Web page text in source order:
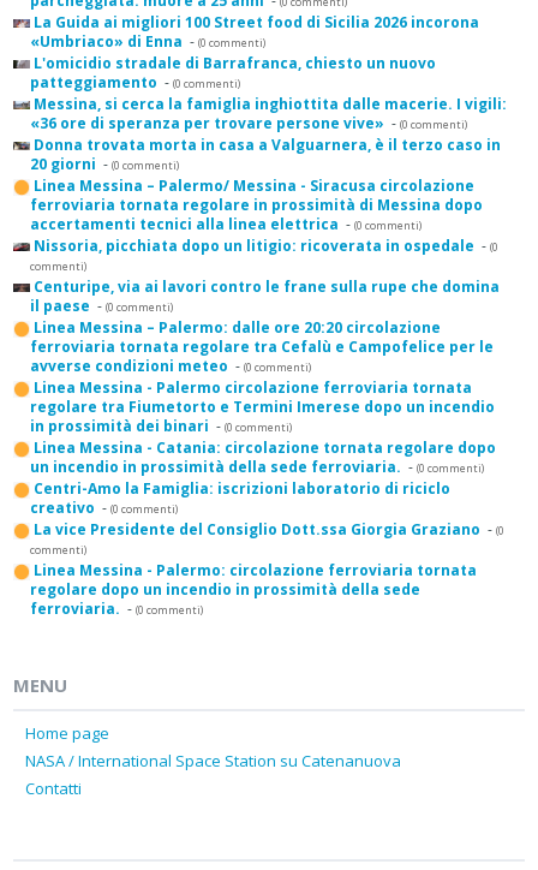
La Guida ai migliori 100 Street food di Sicilia 2026 incorona
«Umbriaco» di Enna - (0 commenti)
L'omicidio stradale di Barrafranca, chiesto un nuovo
patteggiamento - (0 commenti)
Messina, si cerca la famiglia inghiottita dalle macerie. I vigili:
«36 ore di speranza per trovare persone vive» - (0 commenti)
Donna trovata morta in casa a Valguarnera, è il terzo caso in
20 giorni - (0 commenti)
Linea Messina – Palermo/ Messina - Siracusa circolazione
ferroviaria tornata regolare in prossimità di Messina dopo
accertamenti tecnici alla linea elettrica - (0 commenti)
Nissoria, picchiata dopo un litigio: ricoverata in ospedale - (0
commenti)
Centuripe, via ai lavori contro le frane sulla rupe che domina
il paese - (0 commenti)
Linea Messina – Palermo: dalle ore 20:20 circolazione
ferroviaria tornata regolare tra Cefalù e Campofelice per le
avverse condizioni meteo - (0 commenti)
Linea Messina - Palermo circolazione ferroviaria tornata
regolare tra Fiumetorto e Termini Imerese dopo un incendio
in prossimità dei binari - (0 commenti)
Linea Messina - Catania: circolazione tornata regolare dopo
un incendio in prossimità della sede ferroviaria. - (0 commenti)
Centri-Amo la Famiglia: iscrizioni laboratorio di riciclo
creativo - (0 commenti)
La vice Presidente del Consiglio Dott.ssa Giorgia Graziano - (0
commenti)
Linea Messina - Palermo: circolazione ferroviaria tornata
regolare dopo un incendio in prossimità della sede
ferroviaria. - (0 commenti)
MENU
Home page
NASA / International Space Station su Catenanuova
Contatti